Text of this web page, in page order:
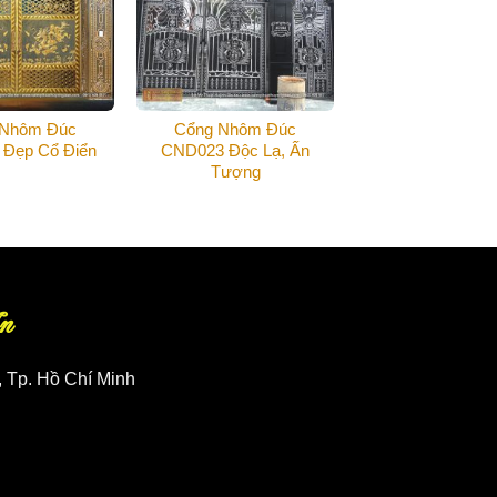
Đúc
Đẹp Cổ Điển
Cổng Nhôm Đúc
CND023 Độc Lạ, Ấn
Tượng
Hồ Chí Minh